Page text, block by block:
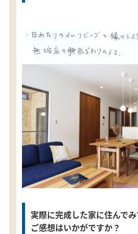
実際に完成した家に住んでみ
ご感想はいかがですか？